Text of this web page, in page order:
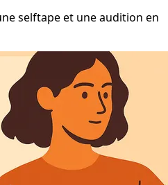
selftape et une audition en